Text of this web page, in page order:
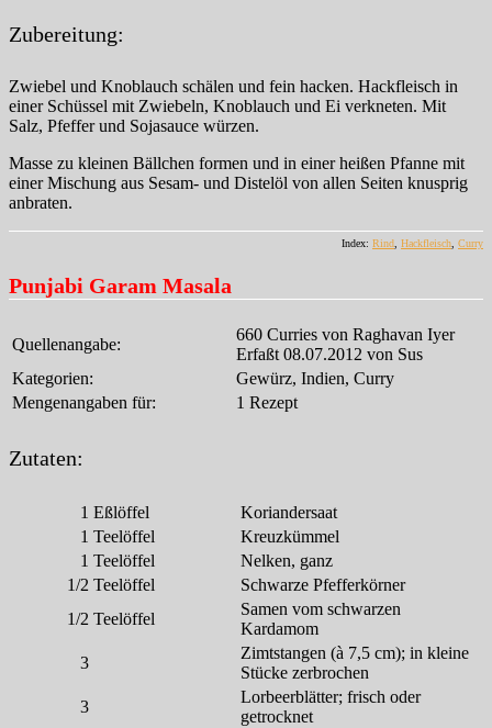
Zubereitung:
Zwiebel und Knoblauch schälen und fein hacken. Hackfleisch in
einer Schüssel mit Zwiebeln, Knoblauch und Ei verkneten. Mit
Salz, Pfeffer und Sojasauce würzen.
Masse zu kleinen Bällchen formen und in einer heißen Pfanne mit
einer Mischung aus Sesam- und Distelöl von allen Seiten knusprig
anbraten.
Index: Rind Hackfleisch Curry
Punjabi Garam Masala
Quellenangabe:
660 Curries von Raghavan Iyer
Erfaßt 08.07.2012 von Sus
Kategorien:
Gewürz, Indien, Curry
Mengenangaben für:
1 Rezept
Zutaten:
1 Eßlöffel
Koriandersaat
1 Teelöffel
Kreuzkümmel
1 Teelöffel
Nelken, ganz
1/2 Teelöffel
Schwarze Pfefferkörner
1/2 Teelöffel
Samen vom schwarzen
Kardamom
3
Zimtstangen (à 7,5 cm); in kleine
Stücke zerbrochen
3
Lorbeerblätter; frisch oder
getrocknet